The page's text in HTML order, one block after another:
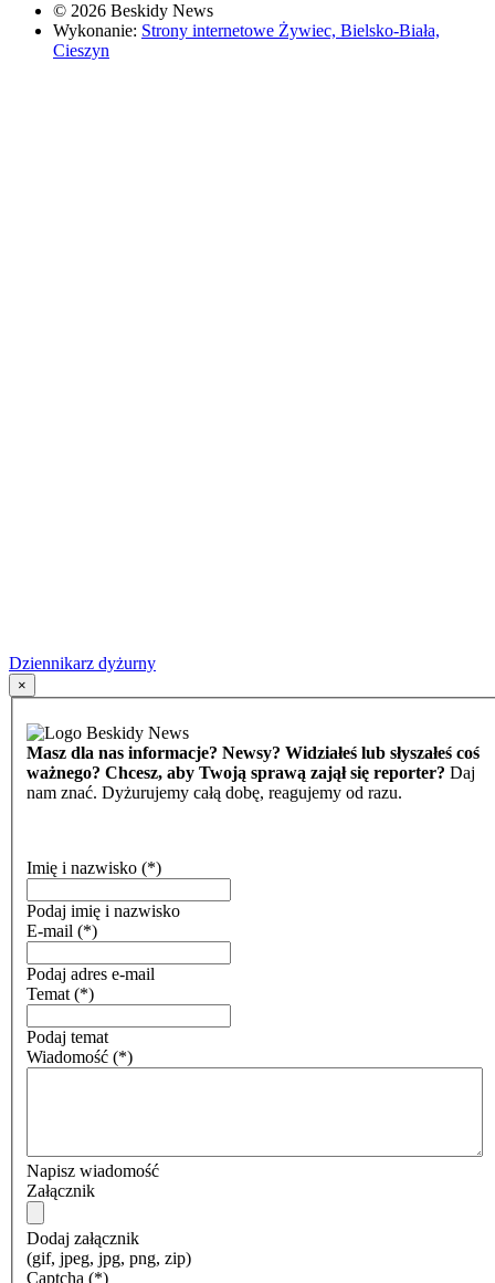
© 2026 Beskidy News
Wykonanie: Strony internetowe Żywiec, Bielsko-Biała,
Cieszyn
Dziennikarz dyżurny
×
Masz dla nas informacje? Newsy? Widziałeś lub słyszałeś coś
ważnego? Chcesz, aby Twoją sprawą zajął się reporter? Daj
nam znać. Dyżurujemy całą dobę, reagujemy od razu.
Imię i nazwisko (*)
Podaj imię i nazwisko
E-mail (*)
Podaj adres e-mail
Temat (*)
Podaj temat
Wiadomość (*)
Napisz wiadomość
Załącznik
Dodaj załącznik
(gif, jpeg, jpg, png, zip)
Captcha (*)